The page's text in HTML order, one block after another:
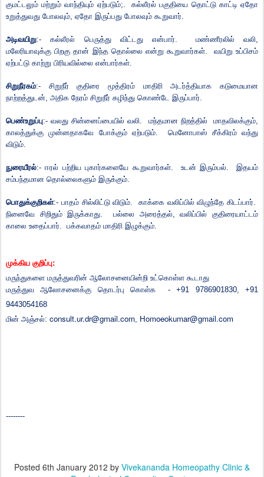
குமட்டலும் மற்றும் வாந்தியும் ஏற்படும்;.கல்லீரல் பகுதியை தொட்டு காட்டி ஏதோ
உறுத்துவது போலவும் ஏதோ இருப்பது போலவும் கூறுவார்.
அடிவயிறு:- கல்லீரல் பெருத்து விட்டது என்பார். மண்ணீரலில் வலி
மலேரியாவுக்கு பிறகு தான் இந்த தொல்லை என்று கூறுவார்கள்.
வயிறு உப்பிசம்
ஏற்பட்டு காற்று பிரியவில்லை என்பார்கள்.
சிறுநீரகம்:- சிறுநீர் குதிரை மூத்திரம் மாதிரி அடர்த்தியாக கடுமையான
நாற்றத்துடன் அதிக நேரம் சிறுநீர் கழிந்து கொண்டே இருப்பார்.
பெண்உறுப்பு:- வலது சின்னைப்பையில் வலி. மந்தமான நிறத்தில் மாதவிலக்கும்
காலத்துக்கு முன்னதாகவே போக்கும் ஏற்படும்.
மெனோபாஸ் சீக்கிரம் வந்து
விடும்.
நுரையீரல்:- ஈரல் பற்றிய புகார்களையே கூறுவார்கள். உடன் இரும்பல்.
இதயம்
சம்பந்தமான தொல்லைகளும் இருக்கும்.
பொதுக்குறிகள்:- பாதம் சில்லிட்டு விடும்.
காக்கை வலிப்பில் விழுந்தே கிடப்பார்.
நினைவே சிறிதும் இருக்காது.
பல்லை அரைத்தல் ,வலிப்பில் குதிரையாட்டம்
காலை உதைப்பார்.
பக்கவாதம் மாதிரி இழுக்கும்.
முக்கிய குறிப்பு:
மருந்துகளை மருத்துவரின் ஆலோசனையின்றி உட்கொள்ள கூடாது
மருத்துவ
ஆலோசனைக்கு தொடர்பு கொள்க
- +91 9786901830, +91
9443054168
மின் அஞ்சல்: consult.ur.dr@gmail.com Homoeokumar@gmail.com
--------
Posted 6th January 2012 by Vivekananda Homeopathy Clinic &